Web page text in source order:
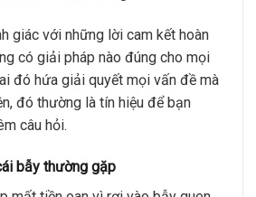
giác với những lời cam kết hoàn
có giải pháp nào đúng cho mọi
đó hứa giải quyết mọi vấn đề mà
đó thường là tín hiệu để bạn
câu hỏi.
bẫy thường gặp